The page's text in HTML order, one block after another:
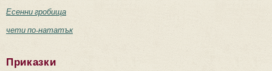
Есенни гробища
чети по-нататък
Приказки